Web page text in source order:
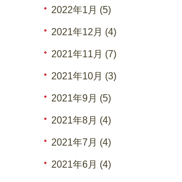
2022年1月 (5)
2021年12月 (4)
2021年11月 (7)
2021年10月 (3)
2021年9月 (5)
2021年8月 (4)
2021年7月 (4)
2021年6月 (4)